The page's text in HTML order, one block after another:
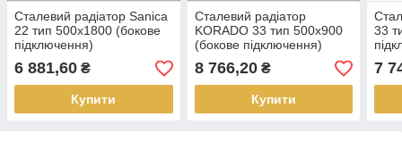
Сталевий радіатор Sanica
22 тип 500х1800 (бокове
підключення)
6 881,60 ₴
Купити
Сталевий радіатор
KORADO 33 тип 500х900
(бокове підключення)
8 766,20₴
Купити
33
7